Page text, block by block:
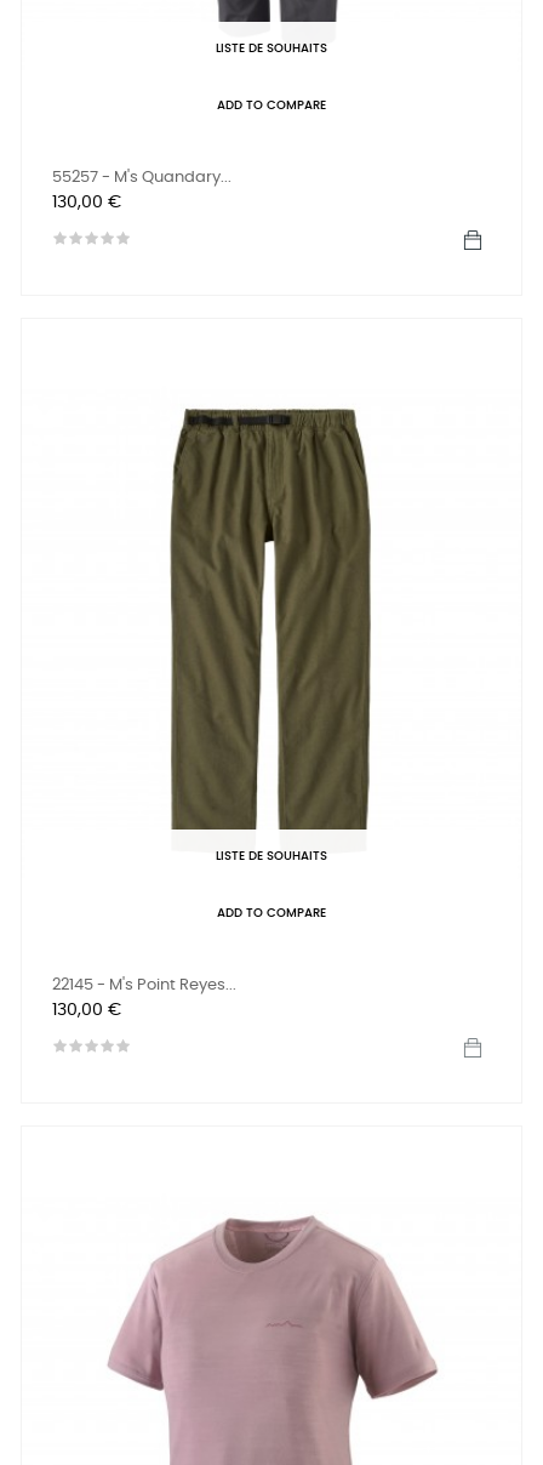
LISTE DE SOUHAITS
ADD TO COMPARE
55257 - M's Quandary...
Prix
130,00 €
LISTE DE SOUHAITS
ADD TO COMPARE
22145 - M's Point Reyes...
Prix
130,00 €